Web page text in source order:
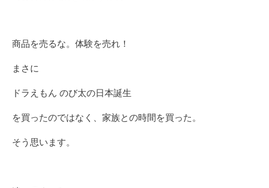
商品を売るな。体験を売れ！
まさに
ドラえもん のび太の日本誕生
を買ったのではなく、家族との時間を買った。
そう思います。